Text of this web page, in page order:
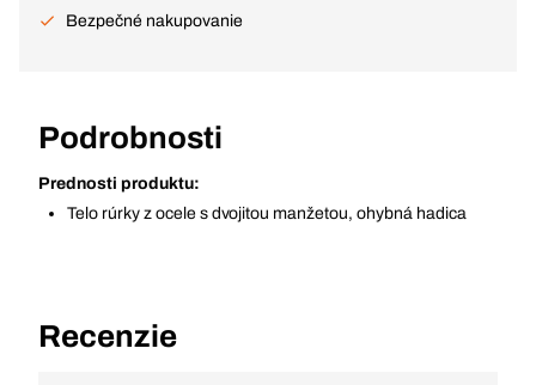
Bezpečné nakupovanie
Podrobnosti
Prednosti produktu:
Telo rúrky z ocele s dvojitou manžetou, ohybná hadica
Recenzie